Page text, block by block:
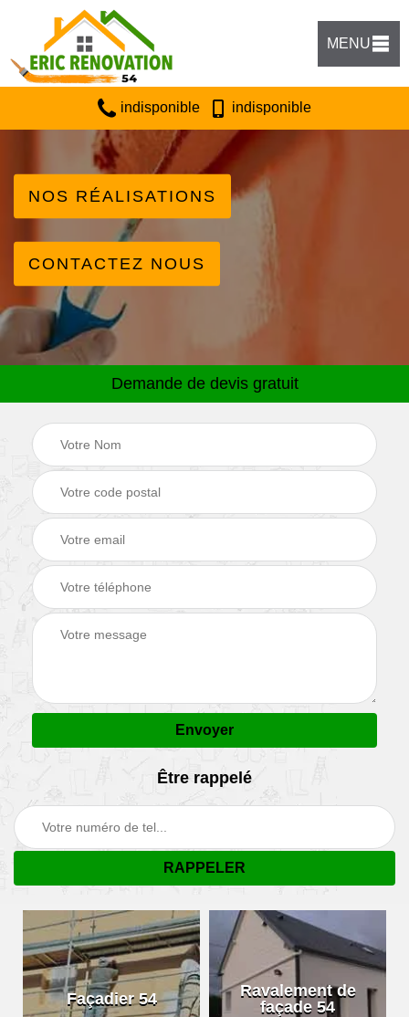
MENU
indisponible indisponible
NOS RÉALISATIONS
CONTACTEZ NOUS
Demande de devis gratuit
Être rappelé
Façadier 54
Ravalement de
façade 54